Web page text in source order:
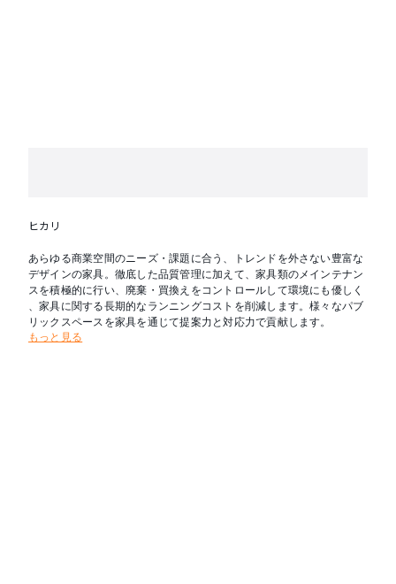
ヒカリ
あらゆる商業空間のニーズ・課題に合う、トレンドを外さない豊富な
デザインの家具。徹底した品質管理に加えて、家具類のメインテナン
スを積極的に行い、廃棄・買換えをコントロールして環境にも優しく
、家具に関する長期的なランニングコストを削減します。様々なパブ
リックスペースを家具を通じて提案力と対応力で貢献します。
もっと見る